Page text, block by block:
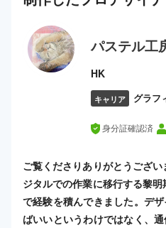
パステル工
HK
キャリア グラフ
身分証確認済
ご覧くださりありがとうござ
ジタルでの作業に移行する黎
で経験を積んできました。デ
ばいいというわけではなく、